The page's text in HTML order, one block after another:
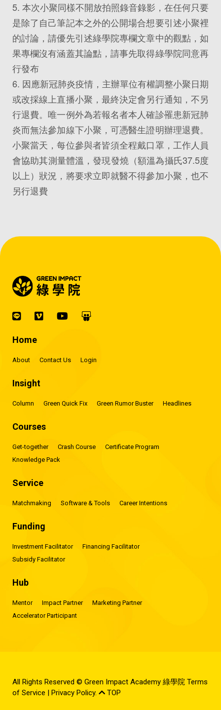
5. 本次小聚同樣不開放拍照錄音錄影，在任何只要
是除了自己筆記本之外的公開場合想要引述小聚裡
的討論，請優先引述綠學院專欄文章中的觀點，如
果專欄沒有涵蓋其論點，請事先取得綠學院同意再
行發布
6. 因應新冠肺炎疫情，主辦單位有權調整小聚日期
或改採線上直播小聚，最終決定會另行通知，不另
行退費。唯一例外為若報名者本人確診罹患新冠肺
炎而無法參加線下小聚，可憑醫生證明辦理退費。
小聚當天，每位參與者皆須全程戴口罩，工作人員
會協助其測量體溫，發現發燒（額溫為攝氏37.5度
以上）狀況，將要求立即就醫不得參加小聚，也不
另行退費
Home
About Contact Us Login
Insight
Column Green Quick Fix Green Rumor Buster Headlines
Courses
Get-together Crash Course
Certificate Program
Knowledge Pack
Service
Matchmaking Software & Tools Career Intentions
Funding
Investment Facilitator
Financing Facilitator
Subsidy Facilitator
Hub
Mentor Impact Partner
Marketing Partner
Accelerator Participant
All Rights Reserved © Green Impact Academy 綠學院 Terms
of Service | Privacy Policy. TOP